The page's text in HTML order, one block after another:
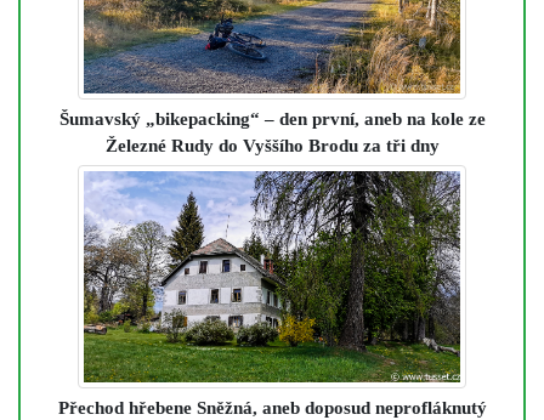
Šumavský „bikepacking“ – den první, aneb na kole ze
Železné Rudy do Vyššího Brodu za tři dny
Přechod hřebene Sněžná, aneb doposud neprofláknutý